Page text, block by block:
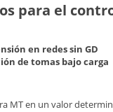
para el
en redes sin GD
de tomas bajo carga
MT en un valor